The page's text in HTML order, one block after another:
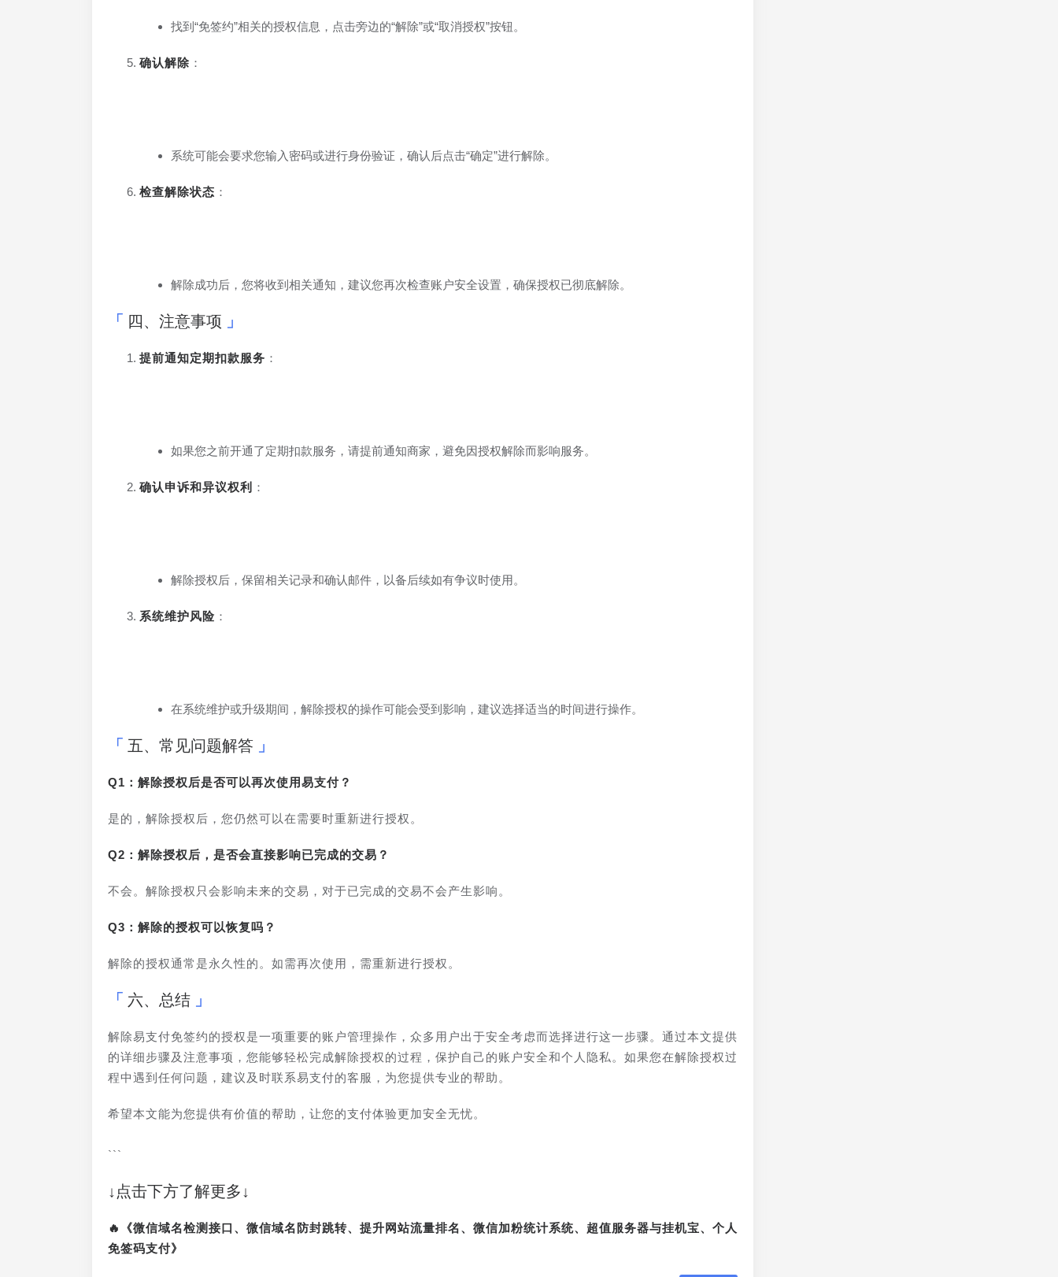
找到“免签约”相关的授权信息，点击旁边的“解除”或“取消授权”按钮。
确认解除 ：
系统可能会要求您输入密码或进行身份验证，确认后点击“确定”进行解除。
检查解除状态 ：
解除成功后，您将收到相关通知，建议您再次检查账户安全设置，确保授权已彻底解除。
四、注意事项
提前通知定期扣款服务 ：
如果您之前开通了定期扣款服务，请提前通知商家，避免因授权解除而影响服务。
确认申诉和异议权利 ：
解除授权后，保留相关记录和确认邮件，以备后续如有争议时使用。
系统维护风险 ：
在系统维护或升级期间，解除授权的操作可能会受到影响，建议选择适当的时间进行操作。
五、常见问题解答
Q1：解除授权后是否可以再次使用易支付？
是的，解除授权后，您仍然可以在需要时重新进行授权。
Q2：解除授权后，是否会直接影响已完成的交易？
不会。解除授权只会影响未来的交易，对于已完成的交易不会产生影响。
Q3：解除的授权可以恢复吗？
解除的授权通常是永久性的。如需再次使用，需重新进行授权。
六、总结
解除易支付免签约的授权是一项重要的账户管理操作，众多用户出于安全考虑而选择进行这一步骤。通过本文提供
的详细步骤及注意事项，您能够轻松完成解除授权的过程，保护自己的账户安全和个人隐私。如果您在解除授权过
程中遇到任何问题，建议及时联系易支付的客服，为您提供专业的帮助。
希望本文能为您提供有价值的帮助，让您的支付体验更加安全无忧。
```
↓点击下方了解更多↓
🔥《微信域名检测接口、微信域名防封跳转、提升网站流量排名、微信加粉统计系统、超值服务器与挂机宝、个人
免签码支付》